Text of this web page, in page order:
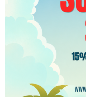
Stan bardzo
na zdjęciach.
479.99zł